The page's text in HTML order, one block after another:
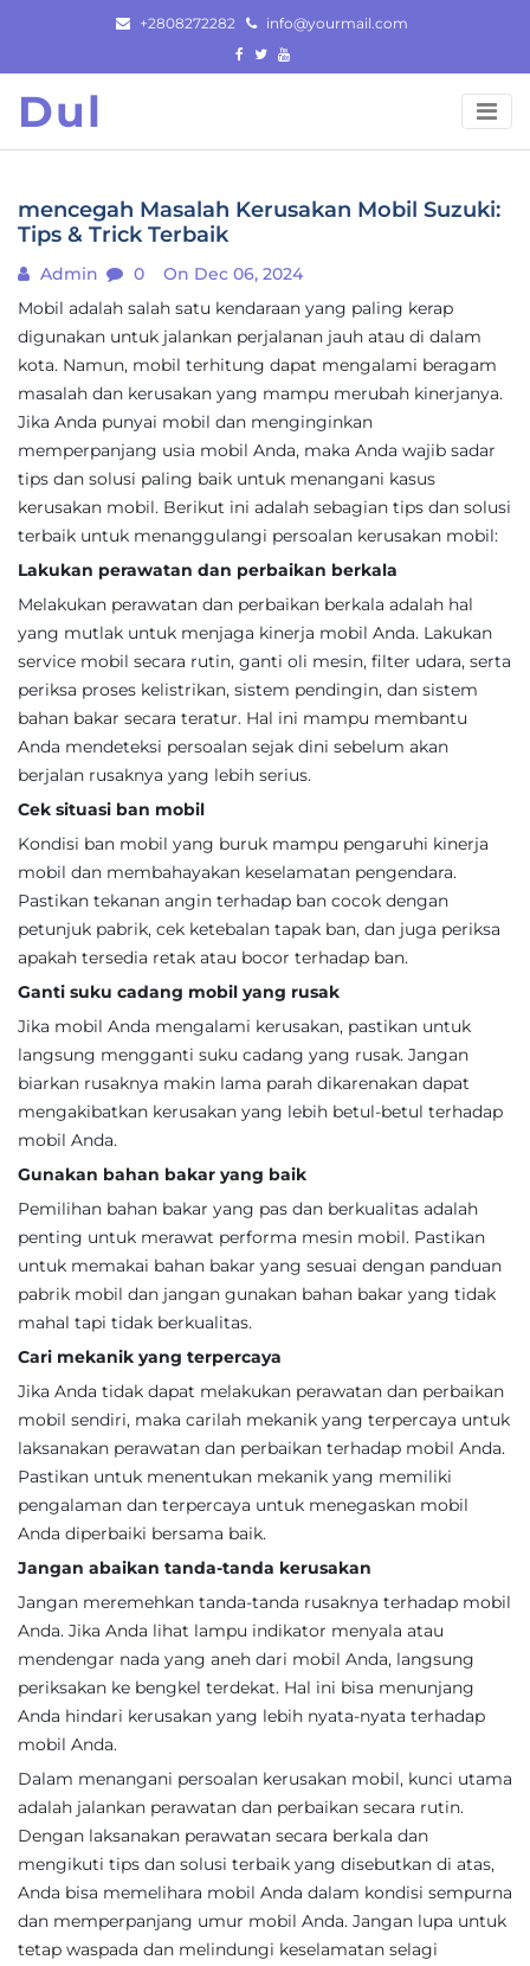
content
+2808272282 info@yourmail.com
Dul
mencegah Masalah Kerusakan Mobil Suzuki:
Tips & Trick Terbaik
Admin 0
On Dec 06, 2024
Mobil adalah salah satu kendaraan yang paling kerap
digunakan untuk jalankan perjalanan jauh atau di dalam
kota. Namun, mobil terhitung dapat mengalami beragam
masalah dan kerusakan yang mampu merubah kinerjanya.
Jika Anda punyai mobil dan menginginkan
memperpanjang usia mobil Anda, maka Anda wajib sadar
tips dan solusi paling baik untuk menangani kasus
kerusakan mobil. Berikut ini adalah sebagian tips dan solusi
terbaik untuk menanggulangi persoalan kerusakan mobil:
Lakukan perawatan dan perbaikan berkala
Melakukan perawatan dan perbaikan berkala adalah hal
yang mutlak untuk menjaga kinerja mobil Anda. Lakukan
service mobil secara rutin, ganti oli mesin, filter udara, serta
periksa proses kelistrikan, sistem pendingin, dan sistem
bahan bakar secara teratur. Hal ini mampu membantu
Anda mendeteksi persoalan sejak dini sebelum akan
berjalan rusaknya yang lebih serius.
Cek situasi ban mobil
Kondisi ban mobil yang buruk mampu pengaruhi kinerja
mobil dan membahayakan keselamatan pengendara.
Pastikan tekanan angin terhadap ban cocok dengan
petunjuk pabrik, cek ketebalan tapak ban, dan juga periksa
apakah tersedia retak atau bocor terhadap ban.
Ganti suku cadang mobil yang rusak
Jika mobil Anda mengalami kerusakan, pastikan untuk
langsung mengganti suku cadang yang rusak. Jangan
biarkan rusaknya makin lama parah dikarenakan dapat
mengakibatkan kerusakan yang lebih betul-betul terhadap
mobil Anda.
Gunakan bahan bakar yang baik
Pemilihan bahan bakar yang pas dan berkualitas adalah
penting untuk merawat performa mesin mobil. Pastikan
untuk memakai bahan bakar yang sesuai dengan panduan
pabrik mobil dan jangan gunakan bahan bakar yang tidak
mahal tapi tidak berkualitas.
Cari mekanik yang terpercaya
Jika Anda tidak dapat melakukan perawatan dan perbaikan
mobil sendiri, maka carilah mekanik yang terpercaya untuk
laksanakan perawatan dan perbaikan terhadap mobil Anda.
Pastikan untuk menentukan mekanik yang memiliki
pengalaman dan terpercaya untuk menegaskan mobil
Anda diperbaiki bersama baik.
Jangan abaikan tanda-tanda kerusakan
Jangan meremehkan tanda-tanda rusaknya terhadap mobil
Anda. Jika Anda lihat lampu indikator menyala atau
mendengar nada yang aneh dari mobil Anda, langsung
periksakan ke bengkel terdekat. Hal ini bisa menunjang
Anda hindari kerusakan yang lebih nyata-nyata terhadap
mobil Anda.
Dalam menangani persoalan kerusakan mobil, kunci utama
adalah jalankan perawatan dan perbaikan secara rutin.
Dengan laksanakan perawatan secara berkala dan
mengikuti tips dan solusi terbaik yang disebutkan di atas,
Anda bisa memelihara mobil Anda dalam kondisi sempurna
dan memperpanjang umur mobil Anda. Jangan lupa untuk
tetap waspada dan melindungi keselamatan selagi